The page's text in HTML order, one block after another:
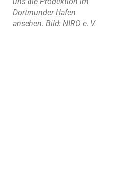
Dortmunder Hafen
ansehen. Bild: NIRO e. V.